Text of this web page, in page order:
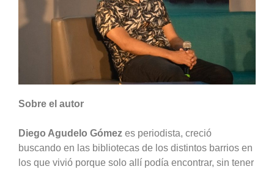
Sobre el autor
Diego Agudelo Gómez es periodista, creció
buscando en las bibliotecas de los distintos barrios en
los que vivió porque solo allí podía encontrar, sin tener